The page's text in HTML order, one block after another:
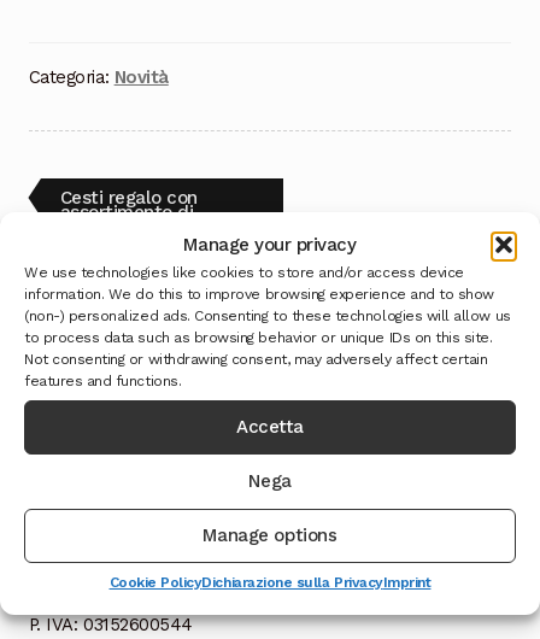
Manage your privacy
We use technologies like cookies to store and/or access device
information. We do this to improve browsing experience and to show
(non-) personalized ads. Consenting to these technologies will allow us
to process data such as browsing behavior or unique IDs on this site.
Not consenting or withdrawing consent, may adversely affect certain
features and functions.
Accetta
Nega
Manage options
Cookie PolicyDichiarazione sulla PrivacyImprint
Categoria: Novità
Navigazione
Articolo
precedente:
Cesti regalo con
assortimento di
Informazioni su questo sito
CF: CRTKTA82P53F935I
P. IVA: 03152600544